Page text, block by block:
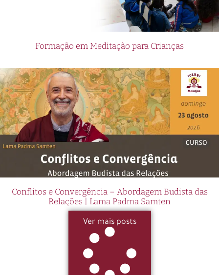
Formação em Meditação para Crianças
Conflitos e Convergência – Abordagem Budista das
Relações | Lama Padma Samten
Ver mais posts